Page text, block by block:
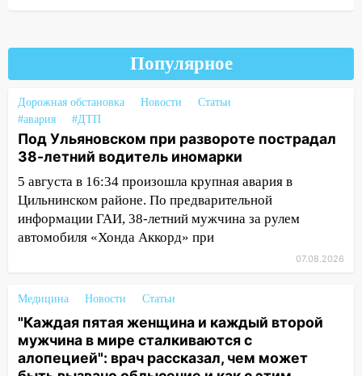
сотрудник
18:02 В Ульяновск едут звезды
баскетбола!
17:08
Ульяновский областной суд
оставил в силе приговор руководству
«УльяновскФармации» за махинации на
3,2 млн рублей
16:09
Ветераны легкой атлетики из
Ульяновска успешно выступили на
Чемпионате России
более 28% площадей зерновых и
зернобобовых культур
15:51 Бросила кирпич в жену брата: в
Ульяновской области завели дело на
Популярное
Дорожная обстановка Новости
Статьи
#авария
#ДТП
Под Ульяновском при развороте пострадал
38-летний водитель иномарки
5 августа в 16:34 произошла крупная авария в
Цильнинском районе. По предварительной
информации ГАИ, 38-летний мужчина за рулем
автомобиля «Хонда Аккорд» при
07.08.2026
Медицина Новости Статьи
"Каждая пятая женщина и каждый второй
мужчина в мире сталкиваются с
алопецией": врач рассказал, чем может